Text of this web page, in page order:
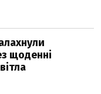
щоденні